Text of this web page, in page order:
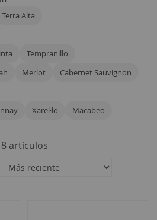
Terra Alta
Tempranillo
Merlot Cabernet Sauvignon
Xarel·lo Macabeo
8artículos